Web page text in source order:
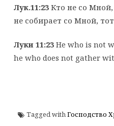
Лук.11:23 Кто не со
не собирает со Мной,
Луки 11:23He who is not
he who does not gather
Tagged withГосподство